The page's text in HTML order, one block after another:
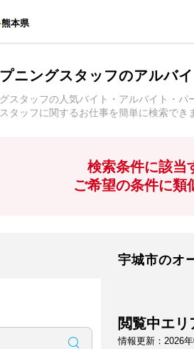
熊本県
ニングスタッフのアルバ
スタッフの人気バイト・アルバイト・
タッフに関するお仕事を簡単に検索で
検索条件に該当
ご希望の条件に類
宇城市のオ
閲覧中エリ
情報更新：2026